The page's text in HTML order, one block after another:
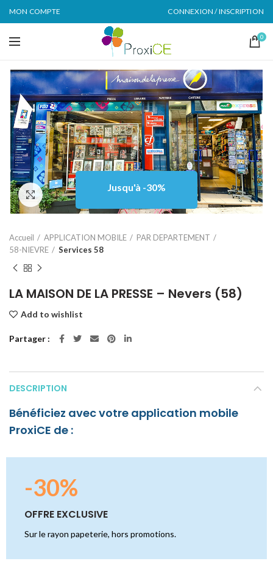
MON COMPTE CONNEXION / INSCRIPTION
0
Click to enlarge
Jusqu'à -30%
Accueil APPLICATION MOBILE
PAR DEPARTEMENT
58-NIEVRE
Services 58
LA MAISON DE LA PRESSE – Nevers (58)
Add to wishlist
Partager
DESCRIPTION
Bénéficiez avec votre application mobile
ProxiCE de :
-30%
OFFRE EXCLUSIVE
Sur le rayon papeterie, hors promotions.